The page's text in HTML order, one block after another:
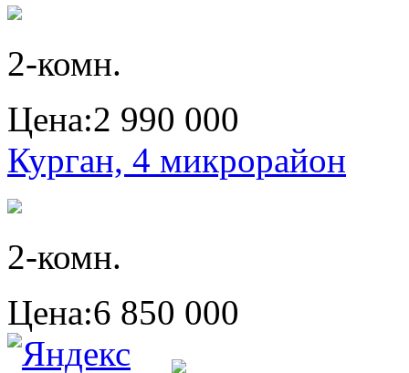
2-комн.
Цена:2 990 000
Курган, 4 микрорайон
2-комн.
Цена:6 850 000